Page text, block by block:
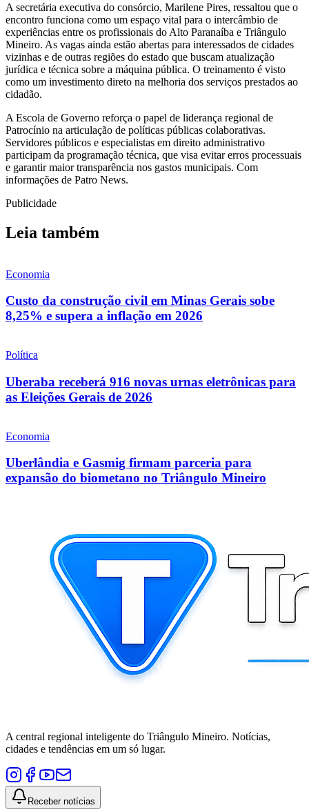
A secretária executiva do consórcio, Marilene Pires, ressaltou que o
encontro funciona como um espaço vital para o intercâmbio de
experiências entre os profissionais do Alto Paranaíba e Triângulo
Mineiro. As vagas ainda estão abertas para interessados de cidades
vizinhas e de outras regiões do estado que buscam atualização
jurídica e técnica sobre a máquina pública. O treinamento é visto
como um investimento direto na melhoria dos serviços prestados ao
cidadão.
A Escola de Governo reforça o papel de liderança regional de
Patrocínio na articulação de políticas públicas colaborativas.
Servidores públicos e especialistas em direito administrativo
participam da programação técnica, que visa evitar erros processuais
e garantir maior transparência nos gastos municipais. Com
informações de Patro News.
Publicidade
Leia também
Economia
Custo da construção civil em Minas Gerais sobe
8,25% e supera a inflação em 2026
Política
Uberaba receberá 916 novas urnas eletrônicas para
as Eleições Gerais de 2026
Economia
Uberlândia e Gasmig firmam parceria para
expansão do biometano no Triângulo Mineiro
A central regional inteligente do Triângulo Mineiro. Notícias,
cidades e tendências em um só lugar.
Receber notícias